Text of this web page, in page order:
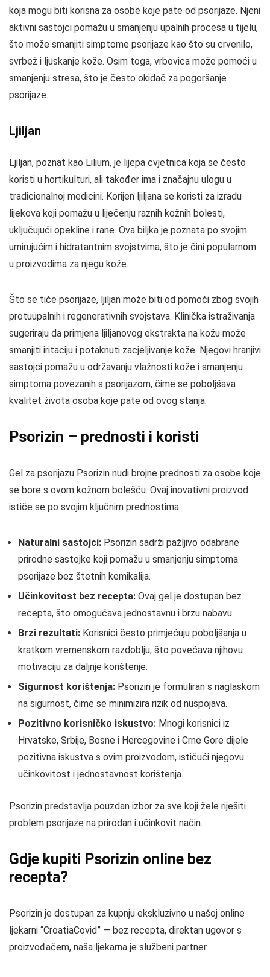
koja mogu biti korisna za osobe koje pate od psorijaze. Njeni
aktivni sastojci pomažu u smanjenju upalnih procesa u tijelu,
što može smanjiti simptome psorijaze kao što su crvenilo,
svrbež i ljuskanje kože. Osim toga, vrbovica može pomoći u
smanjenju stresa, što je često okidač za pogoršanje
psorijaze.
Ljiljan
Ljiljan, poznat kao Lilium, je lijepa cvjetnica koja se često
koristi u hortikulturi, ali također ima i značajnu ulogu u
tradicionalnoj medicini. Korijen ljiljana se koristi za izradu
lijekova koji pomažu u liječenju raznih kožnih bolesti,
uključujući opekline i rane. Ova biljka je poznata po svojim
umirujućim i hidratantnim svojstvima, što je čini popularnom
u proizvodima za njegu kože.
Što se tiče psorijaze, ljiljan može biti od pomoći zbog svojih
protuupalnih i regenerativnih svojstava. Klinička istraživanja
sugeriraju da primjena ljiljanovog ekstrakta na kožu može
smanjiti iritaciju i potaknuti zacjeljivanje kože. Njegovi hranjivi
sastojci pomažu u održavanju vlažnosti kože i smanjenju
simptoma povezanih s psorijazom, čime se poboljšava
kvalitet života osoba koje pate od ovog stanja.
Psorizin – prednosti i koristi
Gel za psorijazu Psorizin nudi brojne prednosti za osobe koje
se bore s ovom kožnom bolešću. Ovaj inovativni proizvod
ističe se po svojim ključnim prednostima:
Naturalni sastojci: Psorizin sadrži pažljivo odabrane
prirodne sastojke koji pomažu u smanjenju simptoma
psorijaze bez štetnih kemikalija.
Učinkovitost bez recepta: Ovaj gel je dostupan bez
recepta, što omogućava jednostavnu i brzu nabavu.
Brzi rezultati: Korisnici često primjećuju poboljšanja u
kratkom vremenskom razdoblju, što povećava njihovu
motivaciju za daljnje korištenje.
Sigurnost korištenja: Psorizin je formuliran s naglaskom
na sigurnost, čime se minimizira rizik od nuspojava.
Pozitivno korisničko iskustvo: Mnogi korisnici iz
Hrvatske, Srbije, Bosne i Hercegovine i Crne Gore dijele
pozitivna iskustva s ovim proizvodom, ističući njegovu
učinkovitost i jednostavnost korištenja.
Psorizin predstavlja pouzdan izbor za sve koji žele riješiti
problem psorijaze na prirodan i učinkovit način.
Gdje kupiti Psorizin online bez
recepta?
Psorizin je dostupan za kupnju ekskluzivno u našoj online
ljekarni “CroatiaCovid” — bez recepta, direktan ugovor s
proizvođačem, naša ljekarna je službeni partner.